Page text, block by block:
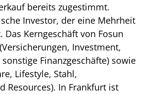
bereits zugestimmt.
Investor, der eine Mehrheit
Kerngeschäft von Fosun
Investment,
Finanzgeschäfte) sowie
Lifestyle, Stahl,
Resources). In Frankfurt ist